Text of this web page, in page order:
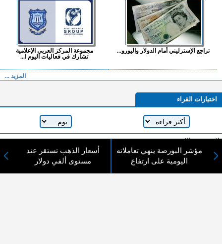
تراجع الإسترليني أمام الدولار واليورو...
مجموعة المركز العربي الإعلامية
تشارك في فعاليات اليوم ا...
المزيد ...
اختيارات القراء
لا يوجد مقالات
مؤشر البورصة ينهي تعاملاته
اليومية على ارتفاع
أسعار الذهب تستقر عند
مستوى ألفي دولار